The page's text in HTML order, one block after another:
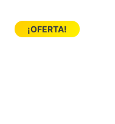
¡OFERTA!